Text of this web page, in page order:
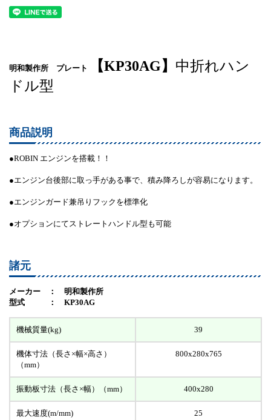
明和製作所 プレート 【KP30AG】 中折れハン
ドル型
商品説明
●ROBIN エンジンを搭載！！
●エンジン台後部に取っ手がある事で、積み降ろしが容易になります。
●エンジンガード兼吊りフックを標準化
●オプションにてストレートハンドル型も可能
諸元
メーカー ： 明和製作所
型式 ： KP30AG
機械質量(kg) 39
機体寸法（長さ×幅×高さ）
（mm）
800x280x765
振動板寸法（長さ×幅）（mm） 400x280
最大速度(m/mm) 25